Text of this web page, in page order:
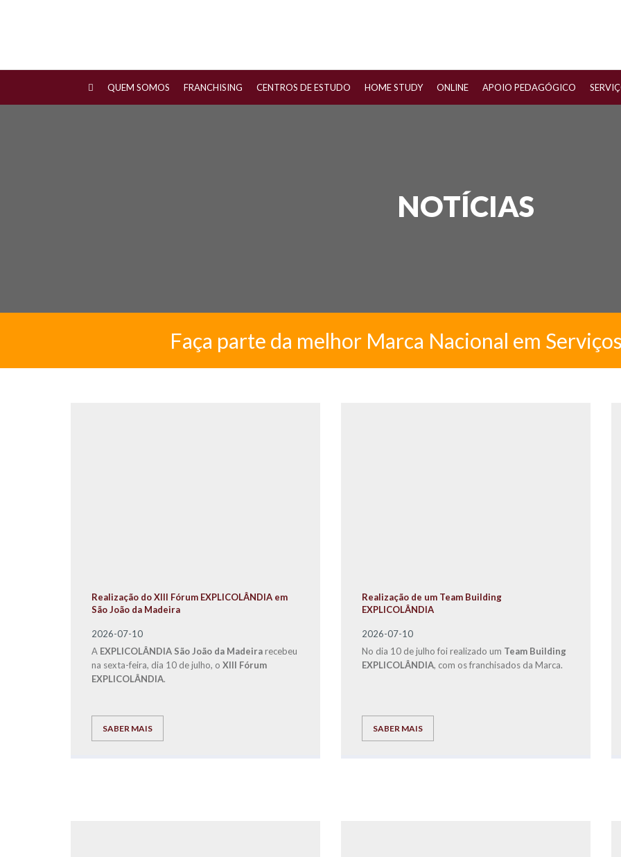
QUEM SOMOS FRANCHISING CENTROS DE ESTUDO HOME STUDY ONLINE APOIO PEDAGÓGICO
NOTÍCIAS
Faça parte da melhor Marca Nacional em
Realização do XIII Fórum EXPLICOLÂNDIA em
São João da Madeira
2026-07-10
A EXPLICOLÂNDIA São João da Madeirarecebeu
na sexta-feira, dia 10 de julho, o XIII Fórum
EXPLICOLÂNDIA.
SABER MAIS
Realização de um Team Building
EXPLICOLÂNDIA
2026-07-10
No dia 10 de julho foi realizado um Team Building
EXPLICOLÂNDIA, com os franchisados da Marca.
SABER MAIS